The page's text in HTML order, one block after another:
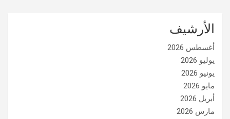
الأرشيف
أغسطس 2026
يوليو 2026
يونيو 2026
مايو 2026
أبريل 2026
مارس 2026